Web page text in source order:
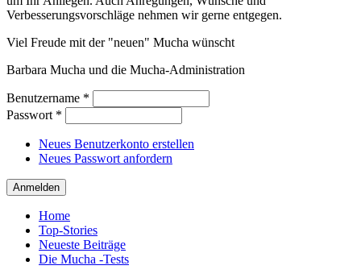
Verbesserungsvorschläge nehmen wir gerne entgegen.
Viel Freude mit der "neuen" Mucha wünscht
Barbara Mucha und die Mucha-Administration
Benutzername *
Passwort *
Neues Benutzerkonto erstellen
Neues Passwort anfordern
Home
Top-Stories
Neueste Beiträge
Die Mucha -Tests